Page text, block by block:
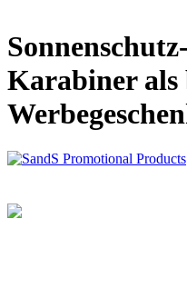
Karabiner als